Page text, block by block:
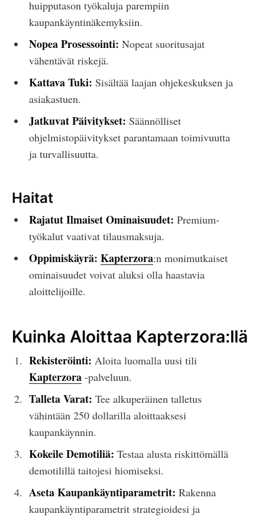
huipputason työkaluja parempiin
kaupankäyntinäkemyksiin.
Nopea Prosessointi: Nopeat suoritusajat
vähentävät riskejä.
Kattava Tuki: Sisältää laajan ohjekeskuksen ja
asiakastuen.
Jatkuvat Päivitykset: Säännölliset
ohjelmistopäivitykset parantamaan toimivuutta
ja turvallisuutta.
Haitat
Rajatut Ilmaiset Ominaisuudet: Premium-
työkalut vaativat tilausmaksuja.
Oppimiskäyrä: Kapterzora:n monimutkaiset
ominaisuudet voivat aluksi olla haastavia
aloittelijoille.
Kuinka Aloittaa Kapterzora:llä
Rekisteröinti: Aloita luomalla uusi tili
Kapterzora-palveluun.
Talleta Varat: Tee alkuperäinen talletus
vähintään 250 dollarilla aloittaaksesi
kaupankäynnin.
Kokeile Demotiliä: Testaa alusta riskittömällä
demotilillä taitojesi hiomiseksi.
Aseta Kaupankäyntiparametrit: Rakenna
kaupankäyntiparametrit strategioidesi ja